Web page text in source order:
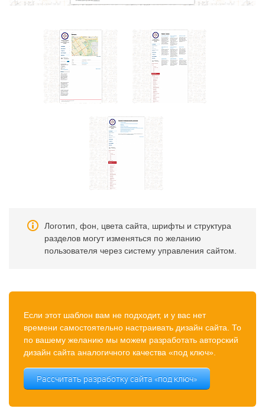
Логотип, фон, цвета сайта, шрифты и структура
разделов могут изменяться по желанию
пользователя через систему управления сайтом.
Если этот шаблон вам не подходит, и у вас нет
времени самостоятельно настраивать дизайн сайта. То
по вашему желанию мы можем разработать авторский
дизайн сайта аналогичного качества «под ключ».
Рассчитать разработку сайта «под ключ»